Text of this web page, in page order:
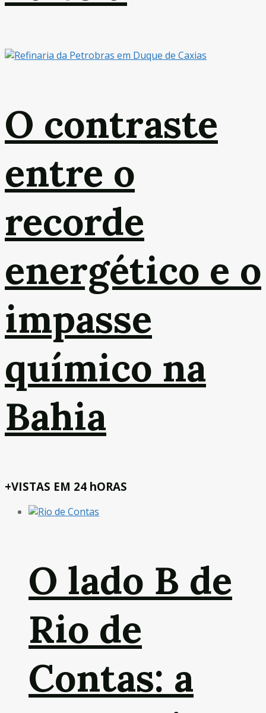
O contraste
entre o
recorde
energético e o
impasse
químico na
Bahia
+VISTAS EM 24 hORAS
O lado B de
Rio de
Contas: a